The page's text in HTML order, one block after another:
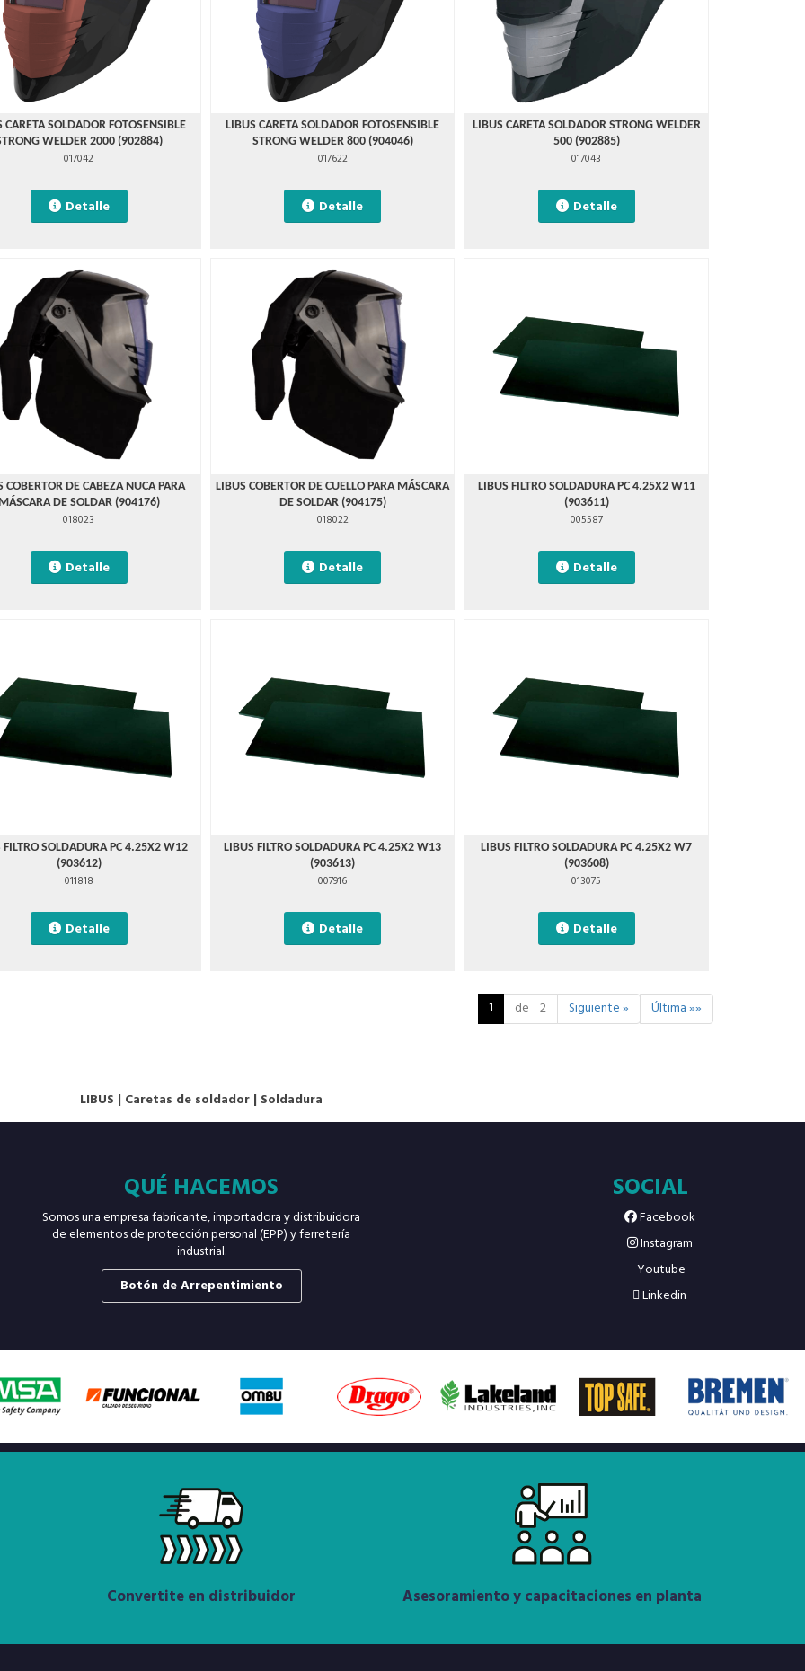
CARETA SOLDADOR FOTOSENSIBLE
WELDER 2000 (902884)
017042
Detalle
LIBUS CARETA SOLDADOR FOTOSENSIBLE
STRONG WELDER 800 (904046)
017622
Detalle
LIBUS CARETA SOLDADOR STRONG WELDER
500 (902885)
017043
Detalle
COBERTOR DE CABEZA NUCA PARA
MÁSCARA DE SOLDAR (904176)
018023
Detalle
LIBUS COBERTOR DE CUELLO PARA MÁSCARA
DE SOLDAR (904175)
018022
Detalle
LIBUS FILTRO SOLDADURA PC 4.25X2 W11
(903611)
005587
Detalle
FILTRO SOLDADURA PC 4.25X2 W12
(903612)
011818
Detalle
LIBUS FILTRO SOLDADURA PC 4.25X2 W13
(903613)
007916
Detalle
LIBUS FILTRO SOLDADURA PC 4.25X2 W7
(903608)
013075
Detalle
1 de 2 Siguiente » Última »»
LIBUS | Caretas de soldador | Soldadura
QUÉ HACEMOS
Somos una empresa fabricante, importadora y distribuidora
de elementos de protección personal (EPP) y ferretería
industrial.
Botón de Arrepentimiento
SOCIAL
Facebook
Instagram
Youtube
Linkedin
Convertite en distribuidor Asesoramiento y capacitaciones en planta